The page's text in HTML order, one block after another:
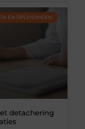
EN OPLEIDINGEN
detachering